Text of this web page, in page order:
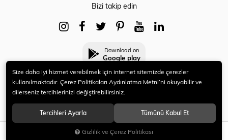
SEPETE EKLE
Bizi takip edin
Download on
Google play
© 2021 HERYENİ. Tüm hakları saklıdır.
Size daha iyi hizmet verebilmek için internet sitemizde çerezler
kullanılmaktadır. Çerez Politikaları Aydınlatma Metni’ni okuyabilir ve
dilerseniz tercihlerinizi değiştirebilirsiniz.
Tercihleri Ayarla Tümünü Kabul Et
Gizlilik ve Çerez Politikası